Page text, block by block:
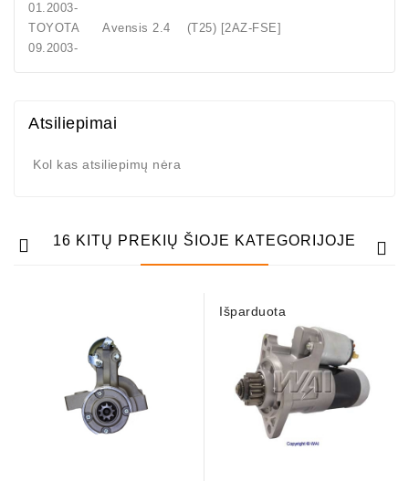
01.2003-
TOYOTA Avensis 2.4 (T25) [2AZ-FSE]
09.2003-
Atsiliepimai
Kol kas atsiliepimų nėra
16 KITŲ PREKIŲ ŠIOJE KATEGORIJOJE
Išparduota